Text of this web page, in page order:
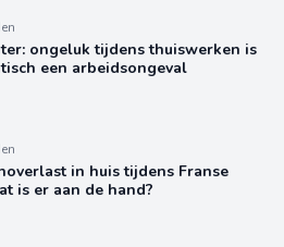
ongeluk tijdens thuiswerken is
een arbeidsongeval
in huis tijdens Franse
is er aan de hand?